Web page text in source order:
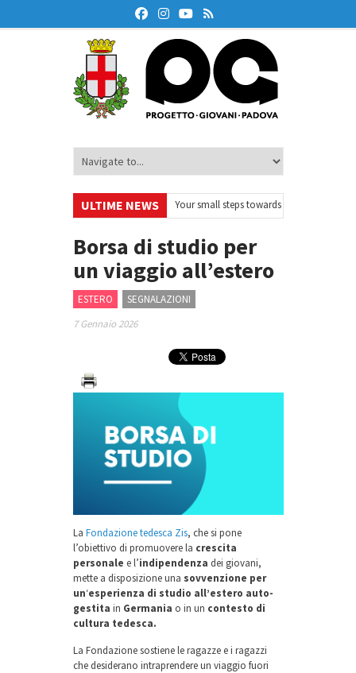
ULTIME NEWS
– Ciclo di webinar •
Your small steps towards sustainability –
• Oxford Debate Lab – Borse di studio 2026/27
Borsa di studio per
un viaggio all’estero
ESTERO
SEGNALAZIONI
7 Gennaio 2026
La Fondazione tedesca Zis, che si pone
l’obiettivo di promuovere la crescita
personale e l’indipendenza dei giovani,
mette a disposizione una sovvenzione per
un‘esperienza di studio all’estero auto-
gestita in Germania o in un contesto di
cultura tedesca.
La Fondazione sostiene le ragazze e i ragazzi
che desiderano intraprendere un viaggio fuori